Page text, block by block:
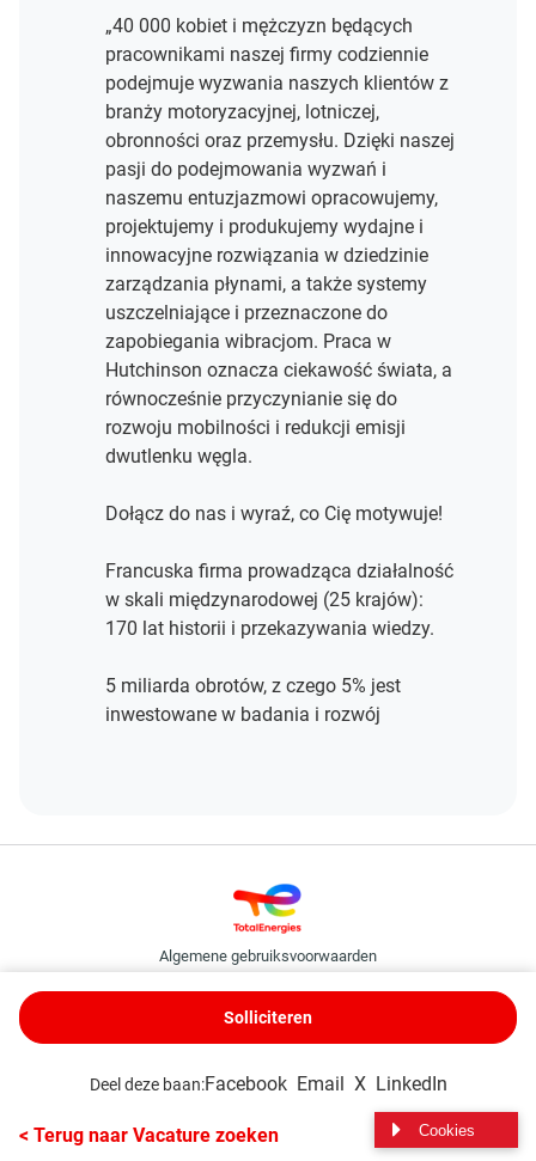
Solliciteren
Deel deze baan:Facebook Email X LinkedIn
< Terug naar Vacature zoeken
„40 000 kobiet i mężczyzn będących
pracownikami naszej firmy codziennie
podejmuje wyzwania naszych klientów z
branży motoryzacyjnej, lotniczej,
obronności oraz przemysłu. Dzięki naszej
pasji do podejmowania wyzwań i
naszemu entuzjazmowi opracowujemy,
projektujemy i produkujemy wydajne i
innowacyjne rozwiązania w dziedzinie
zarządzania płynami, a także systemy
uszczelniające i przeznaczone do
zapobiegania wibracjom. Praca w
Hutchinson oznacza ciekawość świata, a
równocześnie przyczynianie się do
rozwoju mobilności i redukcji emisji
dwutlenku węgla.
Dołącz do nas i wyraź, co Cię motywuje!
Francuska firma prowadząca działalność
w skali międzynarodowej (25 krajów):
170 lat historii i przekazywania wiedzy.
5 miliarda obrotów, z czego 5% jest
inwestowane w badania i rozwój
Algemene gebruiksvoorwaarden
TotalEnergies Binding Corporate Rules
Volg ons
Cookies